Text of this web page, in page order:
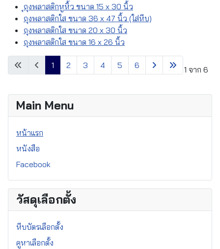
ุถุงพลาสติกหูหิ้ว ขนาด 15 x 30 นิ้ว
ถุงพลาสติกใส ขนาด 36 x 47 นิ้ว (ใส่หีบ)
ถุงพลาสติกใส ขนาด 20 x 30 นิ้ว
ถุงพลาสติกใส ขนาด 16 x 26 นิ้ว
หน้า 1 จาก 6
1 2 3 4 5 6
Main Menu
หน้าแรก
หนังสือ
Facebook
วัสดุเลือกตั้ง
หีบบัตรเลือกตั้ง
คูหาเลือกตั้ง